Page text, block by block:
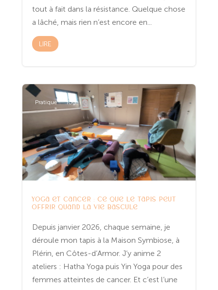
tout à fait dans la résistance. Quelque chose
a lâché, mais rien n’est encore en...
LIRE
Pratique Yoga
Yoga et cancer : ce que le tapis peut
offrir quand la vie bascule
Depuis janvier 2026, chaque semaine, je
déroule mon tapis à la Maison Symbiose, à
Plérin, en Côtes-d’Armor. J’y anime 2
ateliers : Hatha Yoga puis Yin Yoga pour des
femmes atteintes de cancer. Et c’est l’une